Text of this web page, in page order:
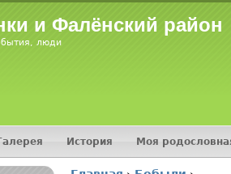
и Фалёнский район
люди
История Моя